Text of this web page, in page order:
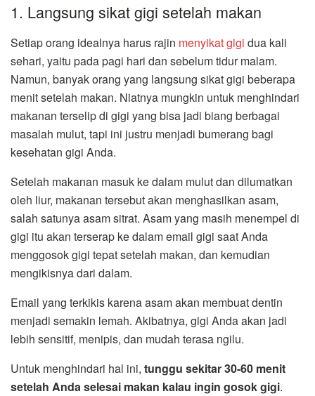
1. Langsung sikat gigi setelah makan
Setiap orang idealnya harus rajin menyikat gigi dua kali
sehari, yaitu pada pagi hari dan sebelum tidur malam.
Namun, banyak orang yang langsung sikat gigi beberapa
menit setelah makan. Niatnya mungkin untuk menghindari
makanan terselip di gigi yang bisa jadi biang berbagai
masalah mulut, tapi ini justru menjadi bumerang bagi
kesehatan gigi Anda.
Setelah makanan masuk ke dalam mulut dan dilumatkan
oleh liur, makanan tersebut akan menghasilkan asam,
salah satunya asam sitrat. Asam yang masih menempel di
gigi itu akan terserap ke dalam email gigi saat Anda
menggosok gigi tepat setelah makan, dan kemudian
mengikisnya dari dalam.
Email yang terkikis karena asam akan membuat dentin
menjadi semakin lemah. Akibatnya, gigi Anda akan jadi
lebih sensitif, menipis, dan mudah terasa ngilu.
Untuk menghindari hal ini, tunggu sekitar 30-60 menit
setelah Anda selesai makan kalau ingin gosok gigi.